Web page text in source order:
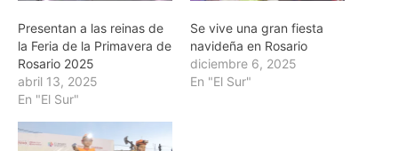
Presentan a las reinas de
la Feria de la Primavera de
Rosario 2025
abril 13, 2025
En "El Sur"
Se vive una gran fiesta
navideña en Rosario
diciembre 6, 2025
En "El Sur"